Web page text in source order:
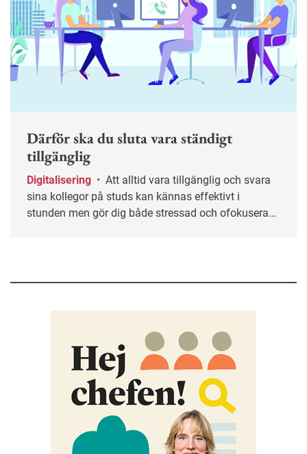
Därför ska du sluta vara ständigt
tillgänglig
Digitalisering •
sina kollegor på studs kan kännas effektivt i
stunden men gör dig både stressad och ofokuserad.